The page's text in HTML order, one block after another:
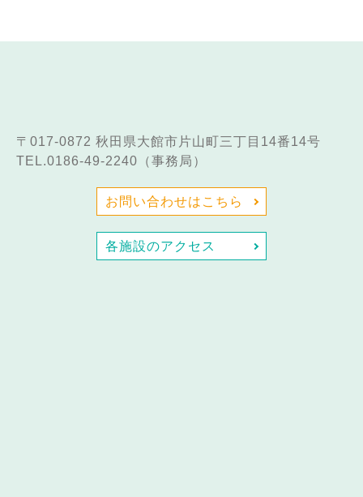
〒017-0872 秋田県大館市片山町三丁目14番14号
TEL.0186-49-2240（事務局）
お問い合わせはこちら
各施設のアクセス